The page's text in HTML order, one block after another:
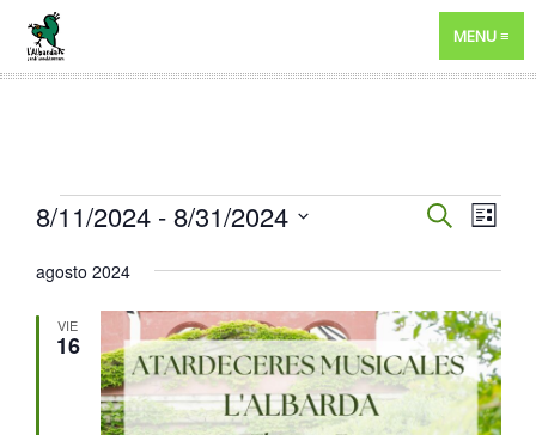
MENU
EVENTOS
Y
VISTAS
DE
BUSCAR
DE
LISTA
8/11/2024 - 8/31/2024
la
agosto 2024
VIE
16